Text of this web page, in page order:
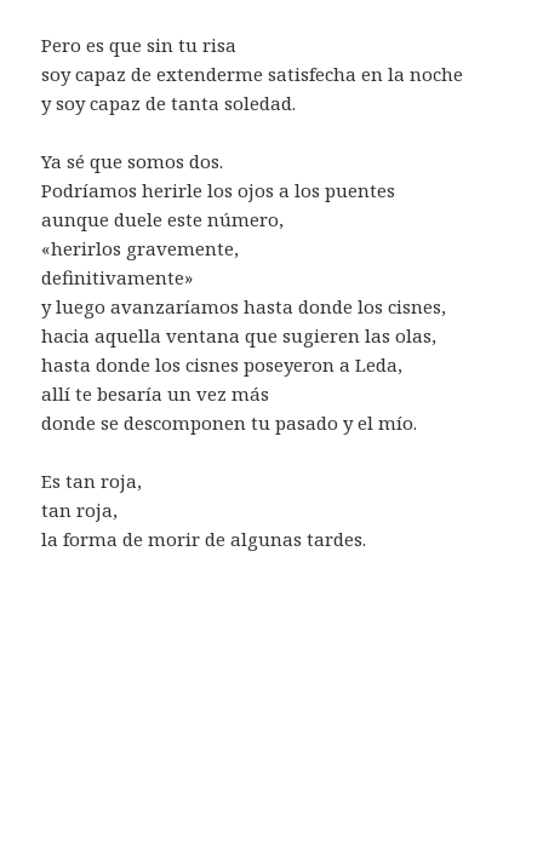
Pero es que sin tu risa
soy capaz de extenderme satisfecha en la noche
y soy capaz de tanta soledad.
Ya sé que somos dos.
Podríamos herirle los ojos a los puentes
aunque duele este número,
«herirlos gravemente,
definitivamente»
y luego avanzaríamos hasta donde los cisnes,
hacia aquella ventana que sugieren las olas,
hasta donde los cisnes poseyeron a Leda,
allí te besaría un vez más
donde se descomponen tu pasado y el mío.
Es tan roja,
tan roja,
la forma de morir de algunas tardes.